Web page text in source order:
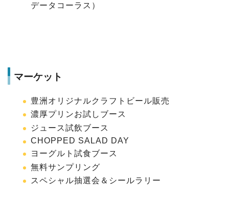
データコーラス）
マーケット
豊洲オリジナルクラフトビール販売
濃厚プリンお試しブース
ジュース試飲ブース
CHOPPED SALAD DAY
ヨーグルト試食ブース
無料サンプリング
スペシャル抽選会＆シールラリー